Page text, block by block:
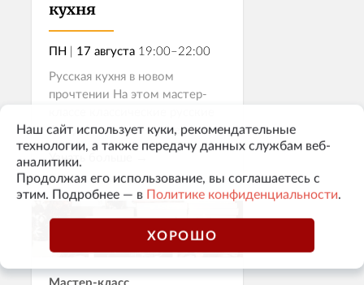
кухня
ПН | 17 августа 19:00–22:00
Русская кухня в новом
прочтении На этом мастер-
блюда получают современное
ресторанное прочтение.
Разберём техники, которые
помогают добиваться яркого
вкуса, выразительных...
Узнать больше →
Наш сайт использует куки, рекомендательные
технологии, а также передачу данных службам веб-
аналитики.
Продолжая его использование, вы соглашаетесь с
этим. Подробнее — в Политике конфиденциальности.
ХОРОШО